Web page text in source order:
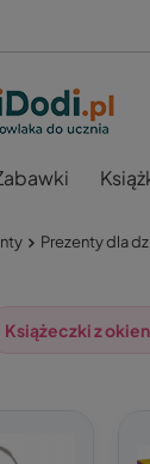
Prezenty dla
Książeczki z